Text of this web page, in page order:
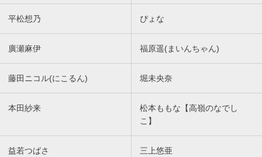
平松想乃 ぴょな
廣瀬麻伊 福原遥(まいんちゃん)
藤田ニコル(にこるん) 堀未央奈
本田紗来
松本ももな【高嶺のなでし
こ】
益若つばさ 三上悠亜